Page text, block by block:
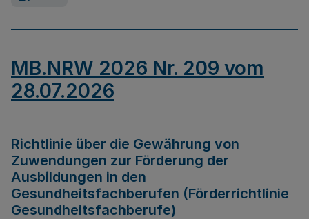
MB.NRW 2026 Nr. 209 vom
28.07.2026
Richtlinie über die Gewährung von
Zuwendungen zur Förderung der
Ausbildungen in den
Gesundheitsfachberufen (Förderrichtlinie
Gesundheitsfachberufe)